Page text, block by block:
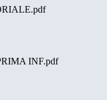
INF.pdf